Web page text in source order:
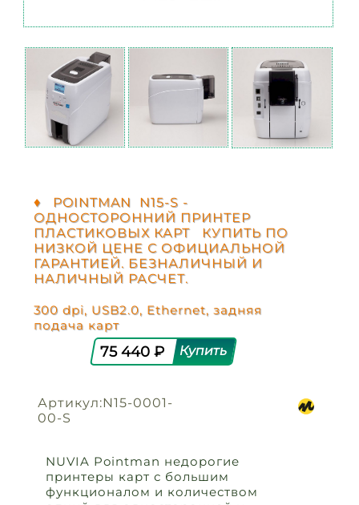
♦ POINTMAN N15-S -
ОДНОСТОРОННИЙ ПРИНТЕР
ПЛАСТИКОВЫХ КАРТ КУПИТЬ ПО
НИЗКОЙ ЦЕНЕ С ОФИЦИАЛЬНОЙ
ГАРАНТИЕЙ. БЕЗНАЛИЧНЫЙ И
НАЛИЧНЫЙ РАСЧЕТ.
300 dpi, USB2.0, Ethernet, задняя
подача карт
75 440 ₽
Артикул:N15-0001-
00-S
NUVIA Pointman недорогие
принтеры карт с большим
функционалом и количеством